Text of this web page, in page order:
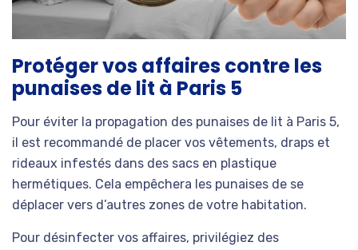
Protéger vos affaires contre les
punaises de lit à Paris 5
Pour éviter la propagation des punaises de lit à Paris 5,
il est recommandé de placer vos vêtements, draps et
rideaux infestés dans des sacs en plastique
hermétiques. Cela empêchera les punaises de se
déplacer vers d’autres zones de votre habitation.
Pour désinfecter vos affaires, privilégiez des